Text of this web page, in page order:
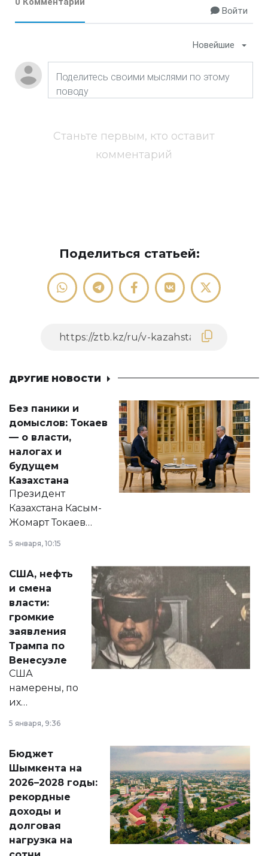
Войти
Новейшие
Станьте первым, кто оставит
комментарий
Поделиться статьей:
ДРУГИЕ НОВОСТИ
Без паники и
домыслов: Токаев
— о власти,
налогах и
будущем
Казахстана
Президент
Казахстана Касым-
Жомарт Токаев
сразу несколько
актуальных тем —
от слухов о
политических
реформах до
вопросов армии,
экономики и
личного здоровья.
5 января, 10:15
США, нефть
и смена
власти:
громкие
заявления
Трампа по
Венесуэле
США
намерены, по
их
принести
народу
Венесуэлы.
5 января, 9:36
Бюджет
Шымкента на
2026–2028 годы:
рекордные
доходы и
долговая
нагрузка на